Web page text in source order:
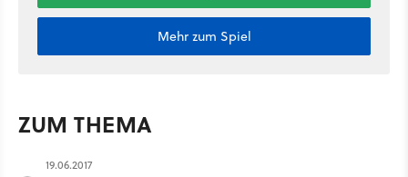
Mehr zum Spiel
ZUM THEMA
19.06.2017